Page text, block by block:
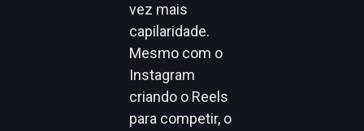
vez mais
capilaridade.
Mesmo com o
Instagram
criando o Reels
para competir, o